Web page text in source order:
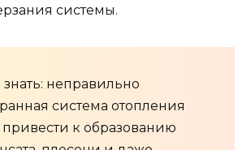
системы.
неправильно
система отопления
к образованию